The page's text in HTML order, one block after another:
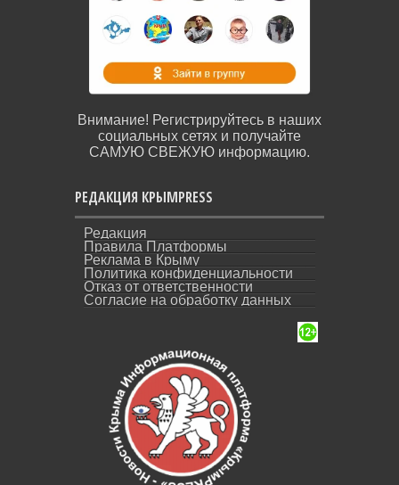
Внимание! Регистрируйтесь в наших
социальных сетях и получайте
САМУЮ СВЕЖУЮ информацию.
РЕДАКЦИЯ КРЫМPRESS
Редакция
Правила Платформы
Реклама в Крыму
Политика конфиденциальности
Отказ от ответственности
Согласие на обработку данных